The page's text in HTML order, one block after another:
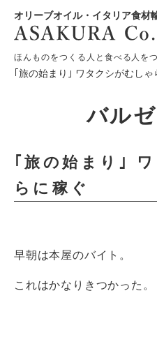
オリーブオイル・イタリア食材
ほんものをつくる人と食べる人を
HOME
バルゼレッタ
｢旅の始まり｣ ワタクシがむしゃ
バル
｢旅の始まり｣
らに稼ぐ
早朝は本屋のバイト。
これはかなりきつかった。